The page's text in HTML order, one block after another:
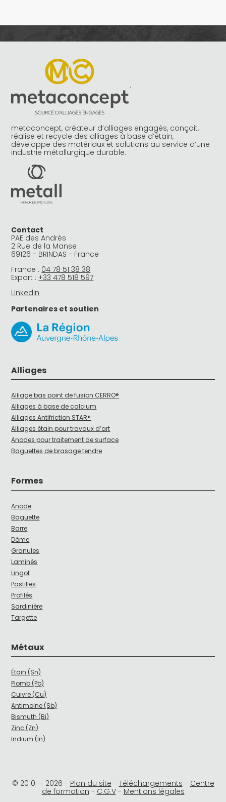
metaconcept, créateur d’alliages engagés, conçoit,
réalise et recycle des alliages à base d’étain,
développe des matériaux et solutions au service d’une
industrie métallurgique durable.
Contact
PAE des Andrés
2 Rue de la Manse
69126 - BRINDAS - France
France : 04 78 51 38 38
Export : +33 478 518 597
LinkedIn
Partenaires et soutien
Alliages
Alliage bas point de fusion CERRO®
Alliages à base de calcium
Alliages Antifriction STAR®
Alliages étain pour travaux d’art
Anodes pour traitement de surface
Baguettes de brasage tendre
Formes
Anode
Baguette
Barre
Dôme
Granules
Laminés
Lingot
Pastilles
Profilés
Sardinière
Targette
Métaux
Étain (Sn)
Plomb (Pb)
Cuivre (Cu)
Antimoine (Sb)
Bismuth (Bi)
Zinc (Zn)
Indium (In)
© 2010 — 2026 - Plan du site - Téléchargements - Centre
de formation - C.G.V- Mentions légales